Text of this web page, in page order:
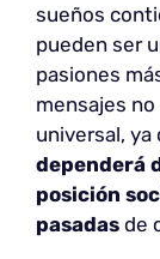
sueños
pueden ser
pasiones
mensajes
universal, ya
dependerá
posición
pasadas de